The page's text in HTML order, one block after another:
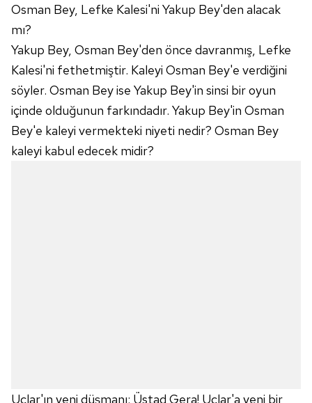
Osman Bey, Lefke Kalesi'ni Yakup Bey'den alacak
mı?
Yakup Bey, Osman Bey'den önce davranmış, Lefke
Kalesi'ni fethetmiştir. Kaleyi Osman Bey'e verdiğini
söyler. Osman Bey ise Yakup Bey'in sinsi bir oyun
içinde olduğunun farkındadır. Yakup Bey'in Osman
Bey'e kaleyi vermekteki niyeti nedir? Osman Bey
kaleyi kabul edecek midir?
Uçlar'ın yeni düşmanı: Üstad Gera! Uçlar'a yeni bir